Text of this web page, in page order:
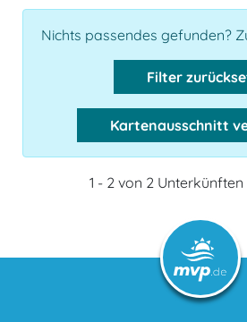
Nichts passendes gefunden?
Filter
Kartenausschnitt
1 - 2 von 2